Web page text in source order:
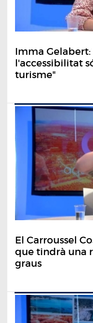
Imma
l'accessibilitat
turisme"
El Carroussel
que tindrà una
graus